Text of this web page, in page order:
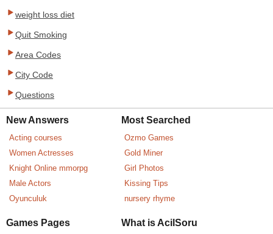
weight loss diet
Quit Smoking
Area Codes
City Code
Questions
New Answers
Acting courses
Women Actresses
Knight Online mmorpg
Male Actors
Oyunculuk
Most Searched
Ozmo Games
Gold Miner
Girl Photos
Kissing Tips
nursery rhyme
Games Pages What is AcilSoru